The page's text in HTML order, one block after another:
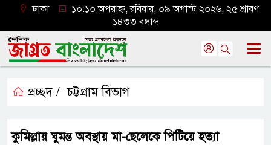
ঢাকা
১০:১০ অপরাহ্ন, রবিবার, ০৯ অগাস্ট ২০২৬, ২৫ শ্রাবণ
১৪৩৩ বঙ্গাব্দ
প্রচ্ছদ / চট্টগ্রাম বিভাগ
কুমিল্লায় ঘুমন্ত অবস্থায় মা-ছেলেকে পিটিয়ে হত্যা